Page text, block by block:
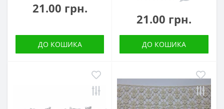
21.00 грн.
ДО КОШИКА
21.00 грн.
ДО КОШИКА